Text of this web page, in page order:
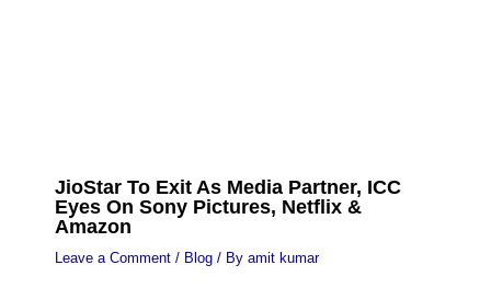
JioStar To Exit As Media Partner, ICC
Eyes On Sony Pictures, Netflix &
Amazon
Leave a Comment / Blog/ By amit kumar